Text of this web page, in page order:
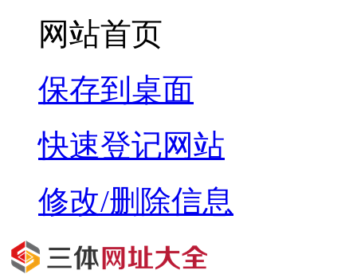
网站首页
保存到桌面
快速登记网站
修改/删除信息